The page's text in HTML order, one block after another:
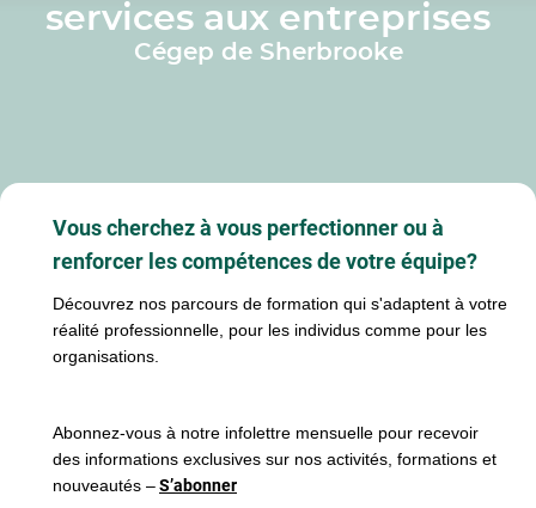
services aux entreprises
Cégep de Sherbrooke
Vous cherchez à vous perfectionner ou à
renforcer les compétences de votre équipe?
Découvrez nos parcours de formation qui s'adaptent à votre
réalité professionnelle, pour les individus comme pour les
organisations.
Abonnez-vous à notre infolettre mensuelle pour recevoir
des informations exclusives sur nos activités, formations et
nouveautés –S’abonner